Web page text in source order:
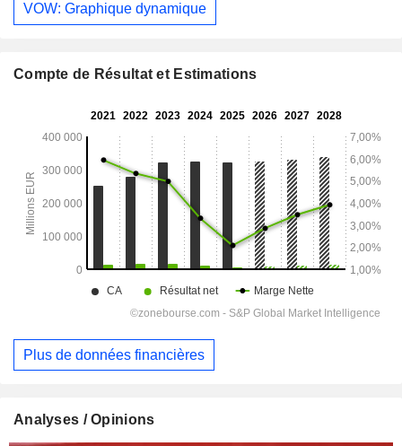
VOW: Graphique dynamique
Compte de Résultat et Estimations
Plus de données financières
Analyses / Opinions